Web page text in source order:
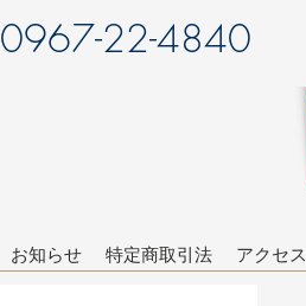
0967-22-4840
お知らせ 特定商取引法 アクセス